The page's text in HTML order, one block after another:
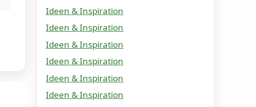
Ideen & Inspiration
Ideen & Inspiration
Ideen & Inspiration
Ideen & Inspiration
Ideen & Inspiration
Ideen & Inspiration